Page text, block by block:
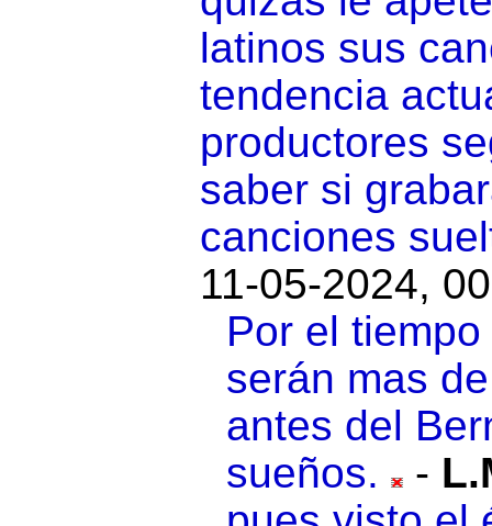
latinos sus
tendencia
productores
saber si
canciones
11-05-2024,
Por el
serán mas
antes del
sueños.
-